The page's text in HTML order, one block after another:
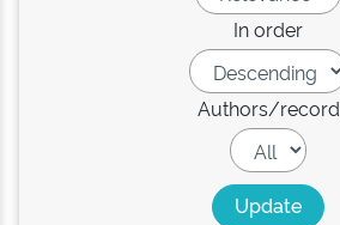
In order
Authors/record